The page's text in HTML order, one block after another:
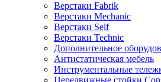
Верстаки Fabrik
Верстаки Mechanic
Верстаки Self
Верстаки Technic
Дополнительное
Антистатическая мебель
Инструментальные
Передвижные стойки